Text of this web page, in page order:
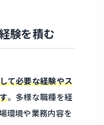
験を積む
て必要な経験やス
。多様な職種を経
環境や業務内容を